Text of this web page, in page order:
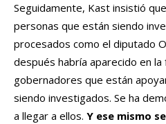
Seguidamente, Kast insistió
personas que están siendo
procesados como el diputado
después habría aparecido en la
gobernadores que están
siendo investigados. Se ha
a llegar a ellos. Y ese mismo